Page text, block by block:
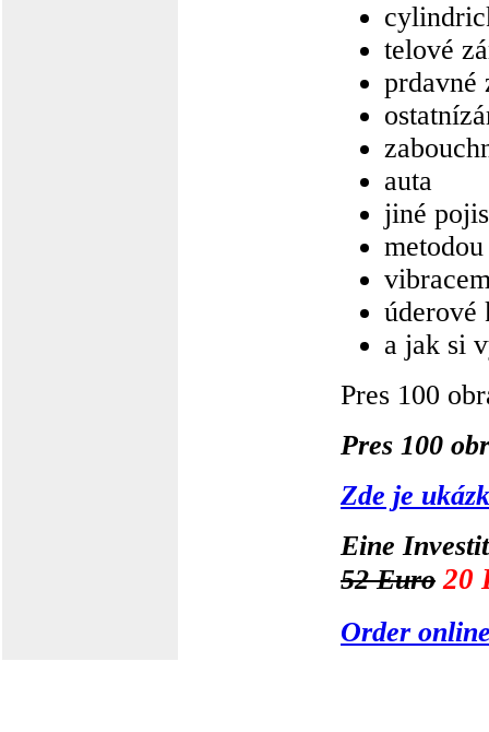
telové
prdavné
auta
jiné
úderové
a jak si
Pres 100
Pres 100
Zde je
Eine
52 Euro 20
Order